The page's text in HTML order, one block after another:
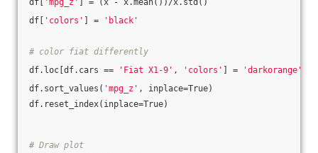
df[ 'mpg_z'
] = (x - x.mean())/x.std()
df[
'colors' ] = 'black'
# color fiat differently
df.loc[df.cars ==
'Fiat X1-9' , 'colors' ] =
'darkorange'
df.sort_values( 'mpg_z' , inplace=True)
df.reset_index(inplace=True)
# Draw plot